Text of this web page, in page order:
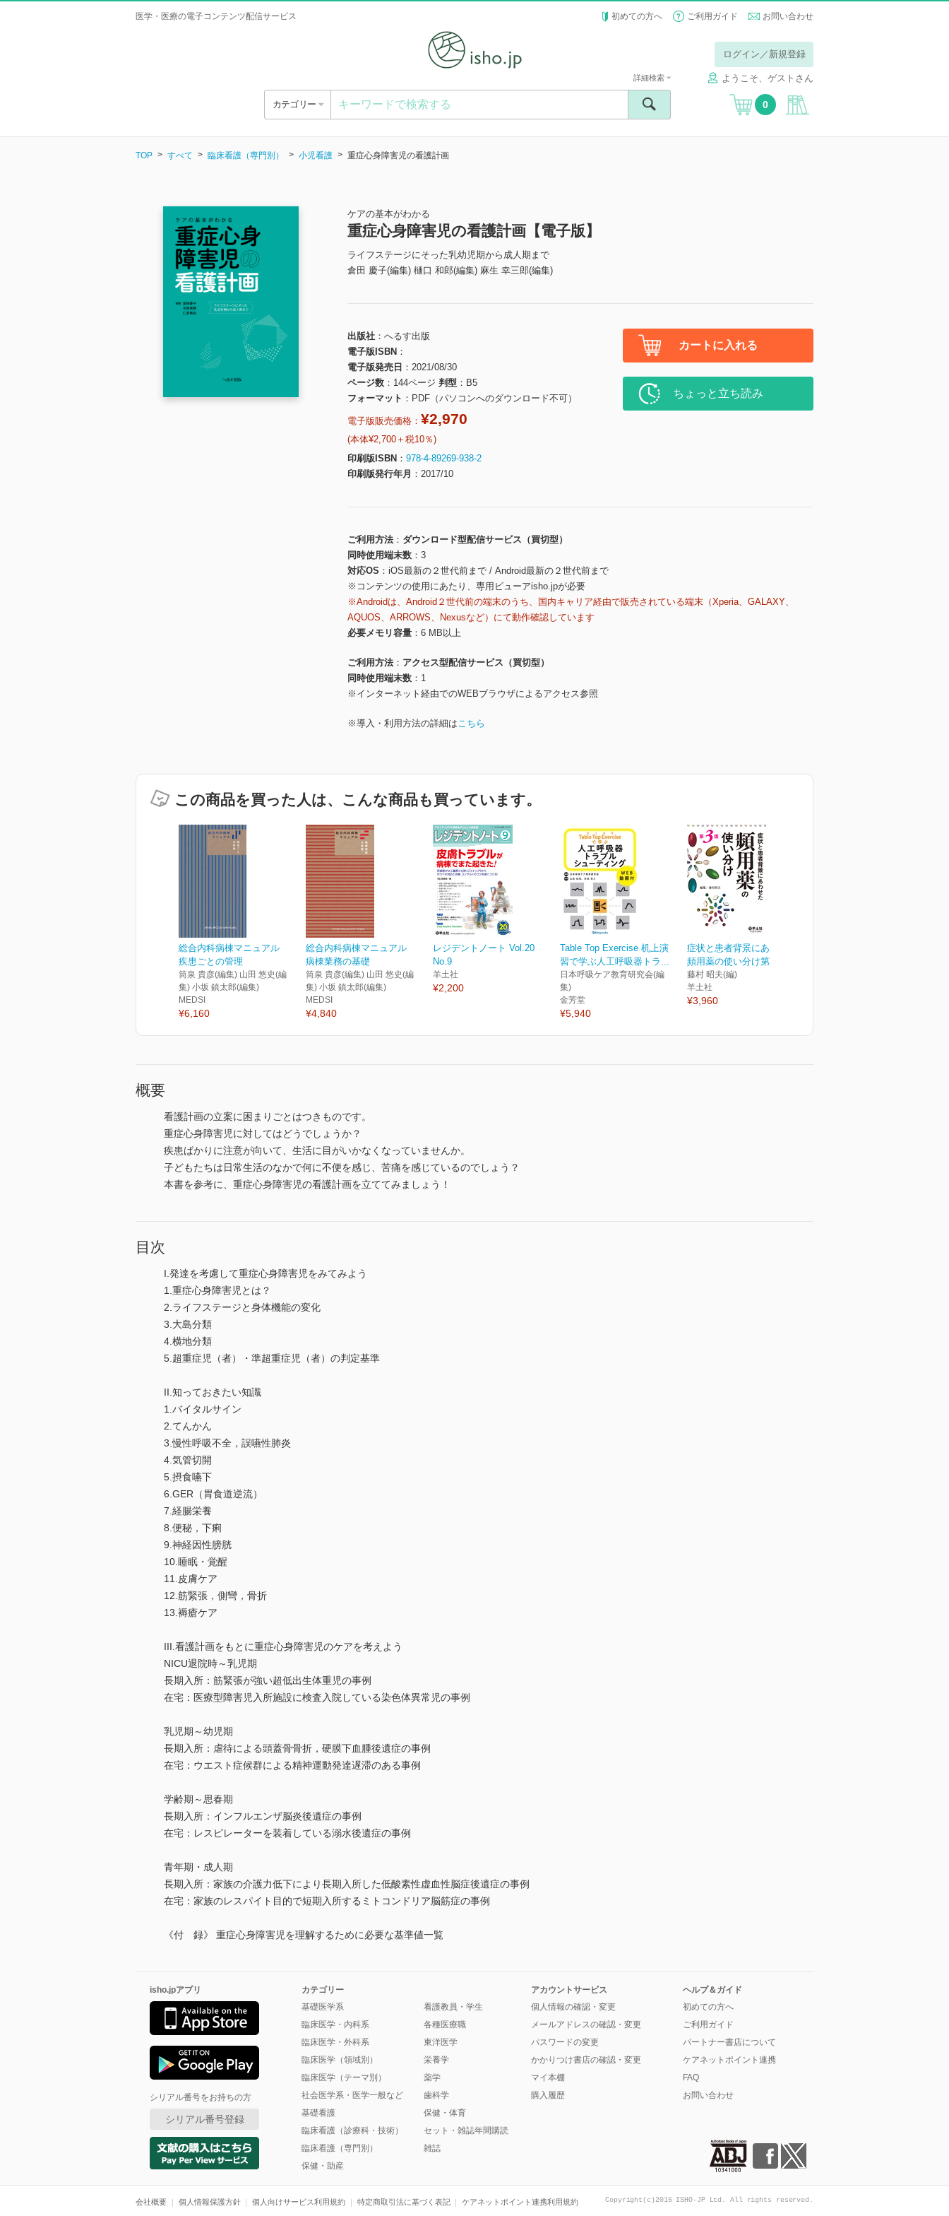
医学・医療の電子コンテンツ配信サービス 初めての方へ ご利用ガイド お問い合わせ
ログイン／新規登録
ようこそ、ゲストさん
カテゴリー
詳細検索
0
TOP すべて 臨床看護（専門別） 小児看護 重症心身障害児の看護計画
ケアの基本がわかる
重症心身障害児の看護計画【電子版】
ライフステージにそった乳幼児期から成人期まで
倉田 慶子(編集) 樋口 和郎(編集) 麻生 幸三郎(編集)
出版社
へるす出版
電子版ISBN
電子版発売日
2021/08/30
ページ数
144ページ 判型
B5
フォーマット
PDF（パソコンへのダウンロード不可）
電子版販売価格： ¥2,970
(本体¥2,700＋税10％)
印刷版ISBN
978-4-89269-938-2
印刷版発行年月
2017/10
カートに入れる
ちょっと立ち読み
ご利用方法
ダウンロード型配信サービス（買切型）
同時使用端末数
3
対応OS
iOS最新の２世代前まで / Android最新の２世代前まで
※コンテンツの使用にあたり、専用ビューアisho.jpが必要
※Androidは、Android２世代前の端末のうち、国内キャリア経由で販売されている端末（Xperia、GALAXY、
AQUOS、ARROWS、Nexusなど）にて動作確認しています
必要メモリ容量
6 MB以上
ご利用方法
アクセス型配信サービス（買切型）
同時使用端末数
1
※インターネット経由でのWEBブラウザによるアクセス参照
※導入・利用方法の詳細はこちら
この商品を買った人は、こんな商品も買っています。
総合内科病棟マニュアル
疾患ごとの管理
筒泉 貴彦(編集) 山田 悠史(編
集) 小坂 鎮太郎(編集)
MEDSI
¥6,160
総合内科病棟マニュアル
病棟業務の基礎
筒泉 貴彦(編集) 山田 悠史(編
集) 小坂 鎮太郎(編集)
MEDSI
¥4,840
レジデントノート Vol.20
No.9
羊土社
¥2,200
Table Top Exercise 机上演
習で学ぶ人工呼吸器トラ...
日本呼吸ケア教育研究会(編
集)
金芳堂
¥5,940
症状と患者背景にあわせた
頻用薬の使い分け第3版
藤村 昭夫(編)
羊土社
¥3,960
概要
看護計画の立案に困まりごとはつきものです。
重症心身障害児に対してはどうでしょうか？
疾患ばかりに注意が向いて、生活に目がいかなくなっていませんか。
子どもたちは日常生活のなかで何に不便を感じ、苦痛を感じているのでしょう？
本書を参考に、重症心身障害児の看護計画を立ててみましょう！
目次
I.発達を考慮して重症心身障害児をみてみよう
1.重症心身障害児とは？
2.ライフステージと身体機能の変化
3.大島分類
4.横地分類
5.超重症児（者）・準超重症児（者）の判定基準
II.知っておきたい知識
1.バイタルサイン
2.てんかん
3.慢性呼吸不全，誤嚥性肺炎
4.気管切開
5.摂食嚥下
6.GER（胃食道逆流）
7.経腸栄養
8.便秘，下痢
9.神経因性膀胱
10.睡眠・覚醒
11.皮膚ケア
12.筋緊張，側彎，骨折
13.褥瘡ケア
III.看護計画をもとに重症心身障害児のケアを考えよう
NICU退院時～乳児期
長期入所：筋緊張が強い超低出生体重児の事例
在宅：医療型障害児入所施設に検査入院している染色体異常児の事例
乳児期～幼児期
長期入所：虐待による頭蓋骨骨折，硬膜下血腫後遺症の事例
在宅：ウエスト症候群による精神運動発達遅滞のある事例
学齢期～思春期
長期入所：インフルエンザ脳炎後遺症の事例
在宅：レスピレーターを装着している溺水後遺症の事例
青年期・成人期
長期入所：家族の介護力低下により長期入所した低酸素性虚血性脳症後遺症の事例
在宅：家族のレスパイト目的で短期入所するミトコンドリア脳筋症の事例
《付 録》 重症心身障害児を理解するために必要な基準値一覧
isho.jpアプリ
シリアル番号をお持ちの方
シリアル番号登録
カテゴリー
基礎医学系
臨床医学・内科系
臨床医学・外科系
臨床医学（領域別）
臨床医学（テーマ別）
社会医学系・医学一般など
基礎看護
臨床看護（診療科・技術）
臨床看護（専門別）
保健・助産
看護教員・学生
各種医療職
東洋医学
栄養学
薬学
歯科学
保健・体育
セット・雑誌年間購読
雑誌
アカウントサービス
個人情報の確認・変更
メールアドレスの確認・変更
パスワードの変更
かかりつけ書店の確認・変更
マイ本棚
購入履歴
ヘルプ＆ガイド
初めての方へ
ご利用ガイド
パートナー書店について
ケアネットポイント連携
FAQ
お問い合わせ
会社概要 個人情報保護方針 個人向けサービス利用規約 特定商取引法に基づく表記 ケアネットポイント連携利用規約 Copyright(c)2016 ISHO-JP Ltd. All rights reserved.